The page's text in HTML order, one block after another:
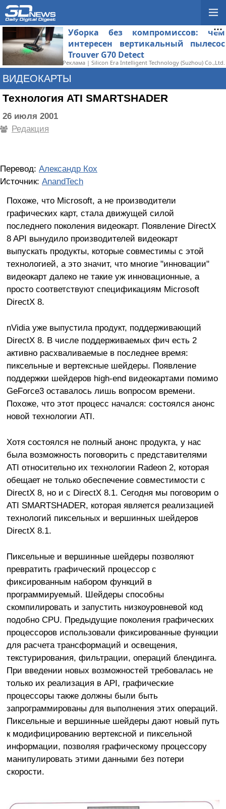
Уборка без компромиссов: чем
интересен вертикальный пылесос
Trouver G70 Detect
Реклама | Silicon Era Intelligent Technology (Suzhou) Co.,Ltd.
ВИДЕОКАРТЫ
Технология ATI SMARTSHADER
26 июля 2001
Редакция
Перевод: Александр Кох
Источник: AnandTech
Похоже, что Microsoft, а не производители
графических карт, стала движущей силой
последнего поколения видеокарт. Появление DirectX
8 API вынудило производителей видеокарт
выпускать продукты, которые совместимы с этой
технологией, а это значит, что многие "инновации"
видеокарт далеко не такие уж инновационные, а
просто соответствуют спецификациям Microsoft
DirectX 8.
nVidia уже выпустила продукт, поддерживающий
DirectX 8. В числе поддерживаемых фич есть 2
активно расхваливаемые в последнее время:
пиксельные и вертексные шейдеры. Появление
поддержки шейдеров high-end видеокартами помимо
GeForce3 оставалось лишь вопросом времени.
Похоже, что этот процесс начался: состоялся анонс
новой технологии ATI.
Хотя состоялся не полный анонс продукта, у нас
была возможность поговорить с представителями
ATI относительно их технологии Radeon 2, которая
обещает не только обеспечение совместимости с
DirectX 8, но и с DirectX 8.1. Сегодня мы поговорим о
ATI SMARTSHADER, которая является реализацией
технологий пиксельных и вершинных шейдеров
DirectX 8.1.
Пиксельные и вершинные шейдеры позволяют
превратить графический процессор с
фиксированным набором функций в
программируемый. Шейдеры способны
скомпилировать и запустить низкоуровневой код
подобно CPU. Предыдущие поколения графических
процессоров использовали фиксированные функции
для расчета трансформаций и освещения,
текстурирования, фильтрации, операций блендинга.
При введении новых возможностей требовалась не
только их реализация в API, графические
процессоры также должны были быть
запрограммированы для выполнения этих операций.
Пиксельные и вершинные шейдеры дают новый путь
к модифицированию вертексной и пиксельной
информации, позволяя графическому процессору
манипулировать этими данными без потери
скорости.